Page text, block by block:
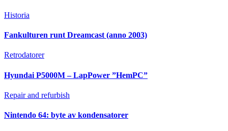
Historia
Fankulturen runt Dreamcast (anno 2003)
Retrodatorer
Hyundai P5000M – LapPower ”HemPC”
Repair and refurbish
Nintendo 64: byte av kondensatorer